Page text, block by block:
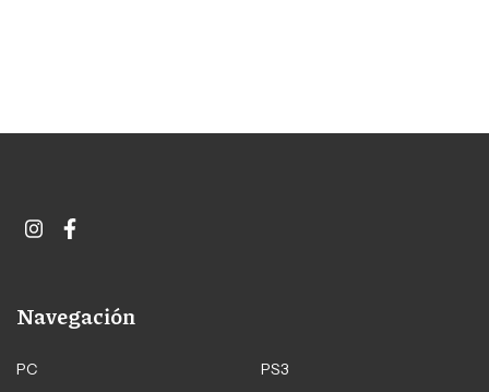
Navegación
PC PS3